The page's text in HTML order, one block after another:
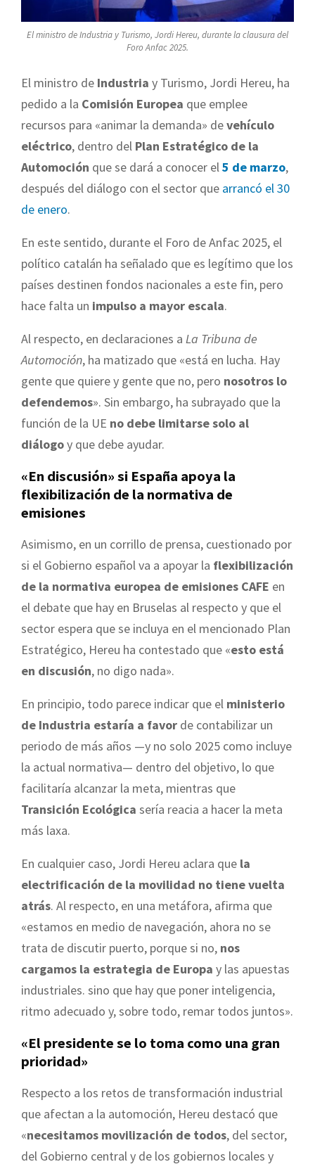
El ministro de Industria y Turismo, Jordi Hereu, durante la clausura del
Foro Anfac 2025.
El ministro de Industria y Turismo, Jordi Hereu, ha
pedido a la Comisión Europea que emplee
recursos para «animar la demanda» devehículo
eléctrico, dentro del Plan Estratégico de la
Automoción que se dará a conocer el5 de marzo,
después del diálogo con el sector que arrancó el 30
de enero.
En este sentido, durante el Foro de Anfac 2025, el
político catalán ha señalado que es legítimo que los
países destinen fondos nacionales a este fin, pero
hace falta un impulso a mayor escala.
Al respecto, en declaraciones a La Tribuna de
Automoción, ha matizado que «está en lucha. Hay
gente que quiere y gente que no, pero nosotros lo
defendemos». Sin embargo, ha subrayado que la
función de la UE no debe limitarse solo al
diálogoy que debe ayudar.
«En discusión» si España apoya la
flexibilización de la normativa de
emisiones
Asimismo, en un corrillo de prensa, cuestionado por
si el Gobierno español va a apoyar la flexibilización
de la normativa europea de emisiones CAFE en
el debate que hay en Bruselas al respecto y que el
sector espera que se incluya en el mencionado Plan
Estratégico, Hereu ha contestado que «esto está
en discusión, no digo nada».
En principio, todo parece indicar que el ministerio
de Industria estaría a favor de contabilizar un
periodo de más años —y no solo 2025 como incluye
la actual normativa— dentro del objetivo, lo que
facilitaría alcanzar la meta, mientras que
Transición Ecológica sería reacia a hacer la meta
más laxa.
En cualquier caso, Jordi Hereu aclara que la
electrificación de la movilidad no tiene vuelta
atrás. Al respecto, en una metáfora, afirma que
«estamos en medio de navegación, ahora no se
trata de discutir puerto, porque si no, nos
cargamos la estrategia de Europa y las apuestas
industriales. sino que hay que poner inteligencia,
ritmo adecuado y, sobre todo, remar todos juntos».
«El presidente se lo toma como una gran
prioridad»
Respecto a los retos de transformación industrial
que afectan a la automoción, Hereu destacó que
«necesitamos movilización de todos, del sector,
del Gobierno central y de los gobiernos locales y